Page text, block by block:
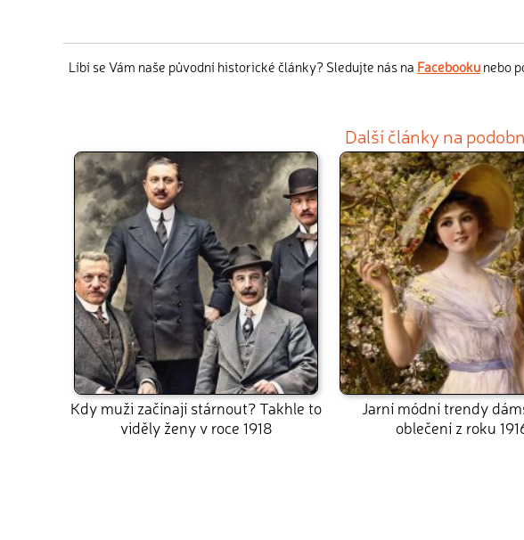
Líbí se Vám naše původní historické články? Sledujte nás na Facebookunebo
Další články na
Kdy muži začínají stárnout? Takhle to
viděly ženy v roce 1918
Jarní módní trendy
oblečení z roku